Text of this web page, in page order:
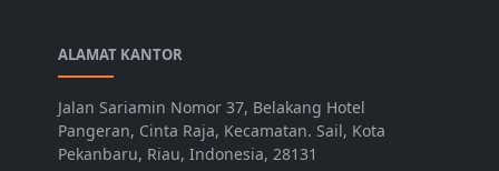
ALAMAT KANTOR
Jalan Sariamin Nomor 37, Belakang Hotel
Pangeran, Cinta Raja, Kecamatan. Sail, Kota
Pekanbaru, Riau, Indonesia, 28131